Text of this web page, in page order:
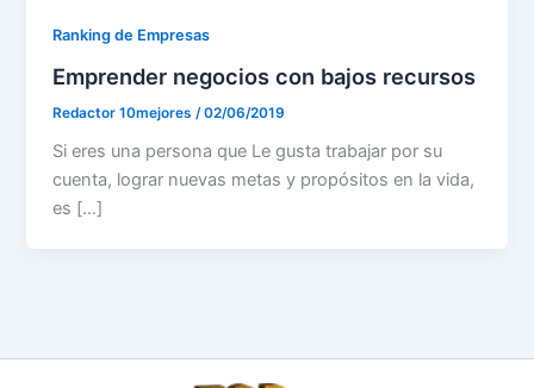
Ranking de Empresas
Emprender negocios con bajos recursos
Redactor 10mejores /02/06/2019
Si eres una persona que Le gusta trabajar por su
cuenta, lograr nuevas metas y propósitos en la vida,
es […]